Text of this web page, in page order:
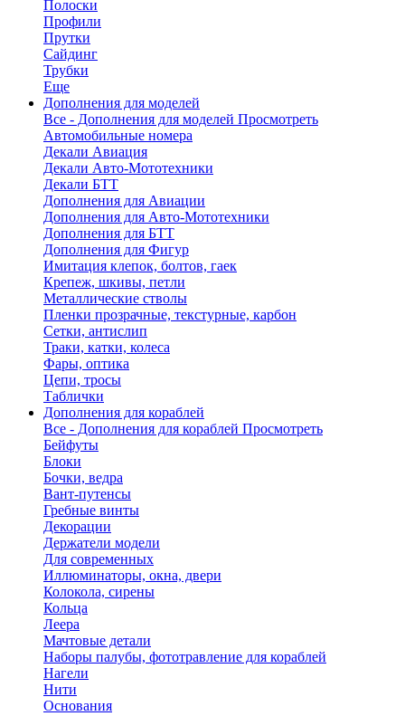
Полоски
Профили
Прутки
Сайдинг
Трубки
Еще
Дополнения для моделей
Все - Дополнения для моделей Просмотреть
Автомобильные номера
Декали Авиация
Декали Авто-Мототехники
Декали БТТ
Дополнения для Авиации
Дополнения для Авто-Мототехники
Дополнения для БТТ
Дополнения для Фигур
Имитация клепок, болтов, гаек
Крепеж, шкивы, петли
Металлические стволы
Пленки прозрачные, текстурные, карбон
Сетки, антислип
Траки, катки, колеса
Фары, оптика
Цепи, тросы
Таблички
Дополнения для кораблей
Все - Дополнения для кораблей Просмотреть
Бейфуты
Блоки
Бочки, ведра
Вант-путенсы
Гребные винты
Декорации
Держатели модели
Для современных
Иллюминаторы, окна, двери
Колокола, сирены
Кольца
Леера
Мачтовые детали
Наборы палубы, фототравление для кораблей
Нагели
Нити
Основания